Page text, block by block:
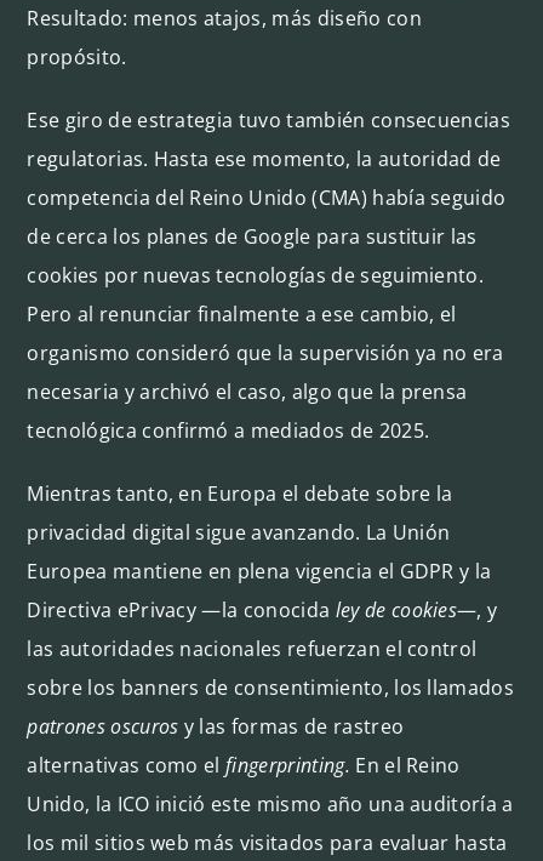
Resultado: menos atajos, más diseño con
propósito.
Ese giro de estrategia tuvo también consecuencias
regulatorias. Hasta ese momento, la autoridad de
competencia del Reino Unido (CMA) había seguido
de cerca los planes de Google para sustituir las
cookies por nuevas tecnologías de seguimiento.
Pero al renunciar finalmente a ese cambio, el
organismo consideró que la supervisión ya no era
necesaria y archivó el caso, algo que la prensa
tecnológica confirmó a mediados de 2025.
Mientras tanto, en Europa el debate sobre la
privacidad digital sigue avanzando. La Unión
Europea mantiene en plena vigencia el GDPR y la
Directiva ePrivacy —la conocida ley de cookies—, y
las autoridades nacionales refuerzan el control
sobre los banners de consentimiento, los llamados
patrones oscuros y las formas de rastreo
alternativas como elfingerprinting. En el Reino
Unido, la ICO inició este mismo año una auditoría a
los mil sitios web más visitados para evaluar hasta